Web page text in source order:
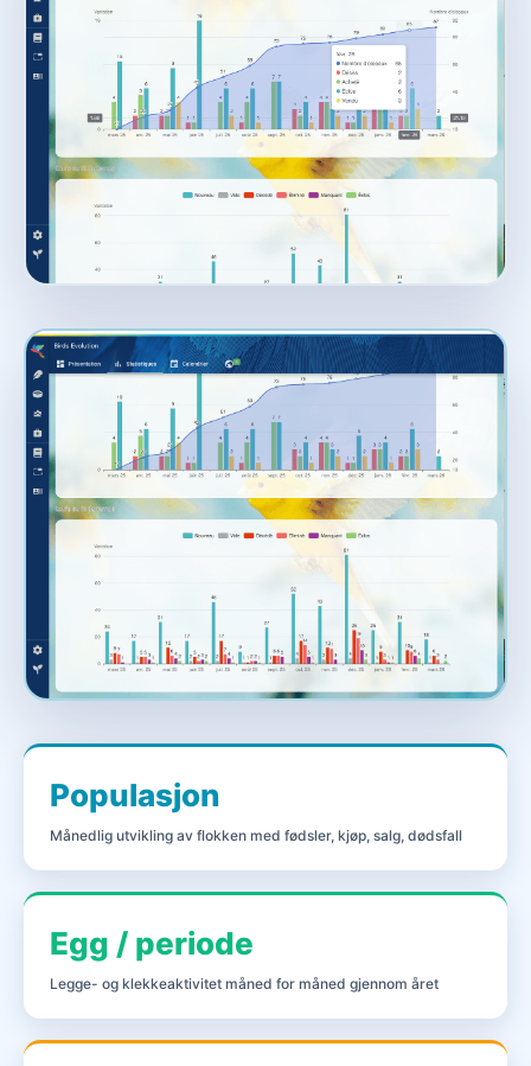
Populasjon
Månedlig utvikling av flokken med fødsler, kjøp, salg, dødsfall
Egg / periode
Legge- og klekkeaktivitet måned for måned gjennom året